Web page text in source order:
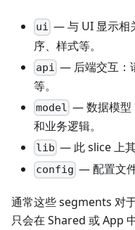
ui — 与 UI 显示相
序、样式等。
api — 后端交互：
等。
model — 数据模型
和业务逻辑。
lib — 此 slice 上其
config — 配置文
通常这些 segments 对
只会在 Shared 或 App